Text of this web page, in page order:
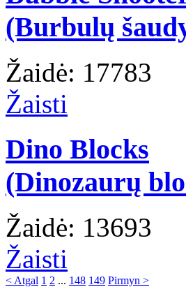
(Burbulų
Žaidė: 17783
Žaisti
Dino Blocks
(Dinozaurų
Žaidė: 13693
Žaisti
< Atgal 1 2 ... 148 149 Pirmyn >